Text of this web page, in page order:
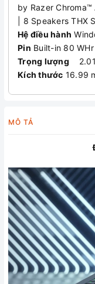
by Razer
| 8 Speakers THX
Hệ điều hành
Pin Built-in 80 WHr
Trọng lượng
Kích thước 16.99
MÔ TẢ